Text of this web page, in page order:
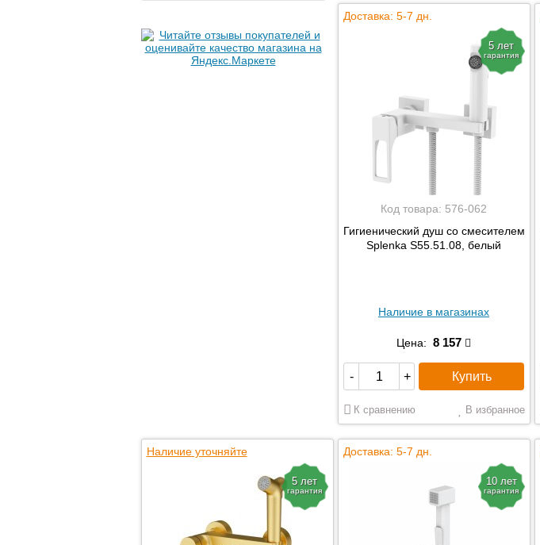
Доставка: 5-7 дн.
5 лет
гарантия
Код товара: 576-062
Гигиенический душ со смесителем
Splenka S55.51.08, белый
Наличие в магазинах
Цена: 8 157
- + Купить
К сравнению В избранное
Наличие уточняйте
5 лет
гарантия
Доставка: 5-7 дн.
10 лет
гарантия